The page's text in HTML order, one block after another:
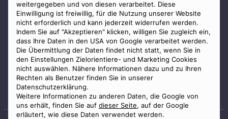
weitergegeben und von diesen verarbeitet. Diese
Einwilligung ist freiwillig, für die Nutzung unserer Website
nicht erforderlich und kann jederzeit widerrufen werden.
Indem Sie auf "Akzeptieren" klicken, willigen Sie zugleich ein,
dass Ihre Daten in den USA von Google verarbeitet werden.
Die Übermittlung der Daten findet nicht statt, wenn Sie in
den Einstellungen Zielorientiere- und Marketing Cookies
nicht auswählen. Nähere Informationen dazu und zu Ihren
Rechten als Benutzer finden Sie in unserer
Datenschutzerklärung.
Weitere Informationen zu anderen Daten, die Google von
uns erhält, finden Sie auf dieser Seite, auf der Google
erläutert, wie diese Daten verwendet werden.
Zahlungsmöglichkeiten
Staatlich geprüfter